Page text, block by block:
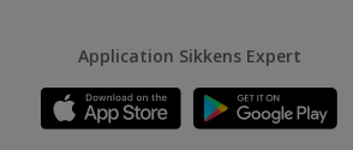
Application Sikkens Expert